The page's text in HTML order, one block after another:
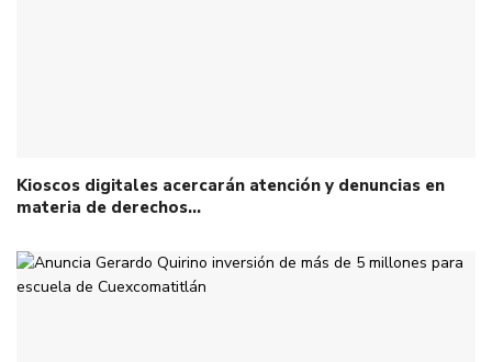
Kioscos digitales acercarán atención y denuncias en
materia de derechos…